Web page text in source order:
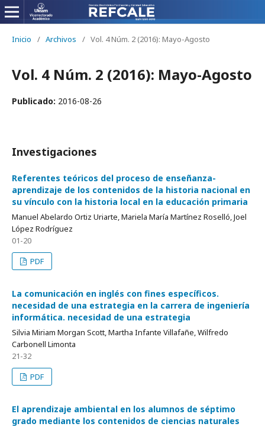
Inicio / Archivos / Vol. 4 Núm. 2 (2016): Mayo-Agosto
Vol. 4 Núm. 2 (2016): Mayo-Agosto
Publicado: 2016-08-26
Investigaciones
Referentes teóricos del proceso de enseñanza-
aprendizaje de los contenidos de la historia nacional en
su vínculo con la historia local en la educación primaria
Manuel Abelardo Ortiz Uriarte, Mariela María Martínez Roselló, Joel
López Rodríguez
01-20
PDF
La comunicación en inglés con fines específicos.
necesidad de una estrategia en la carrera de ingeniería
informática. necesidad de una estrategia
Silvia Miriam Morgan Scott, Martha Infante Villafañe, Wilfredo
Carbonell Limonta
21-32
PDF
El aprendizaje ambiental en los alumnos de séptimo
grado mediante los contenidos de ciencias naturales